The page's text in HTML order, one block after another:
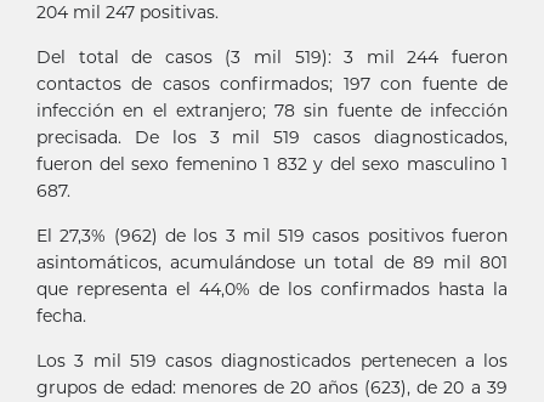
204 mil 247 positivas.
Del total de casos (3 mil 519): 3 mil 244 fueron
contactos de casos confirmados; 197 con fuente de
infección en el extranjero; 78 sin fuente de infección
precisada. De los 3 mil 519 casos diagnosticados,
fueron del sexo femenino 1 832 y del sexo masculino 1
687.
El 27,3% (962) de los 3 mil 519 casos positivos fueron
asintomáticos, acumulándose un total de 89 mil 801
que representa el 44,0% de los confirmados hasta la
fecha.
Los 3 mil 519 casos diagnosticados pertenecen a los
grupos de edad: menores de 20 años (623), de 20 a 39